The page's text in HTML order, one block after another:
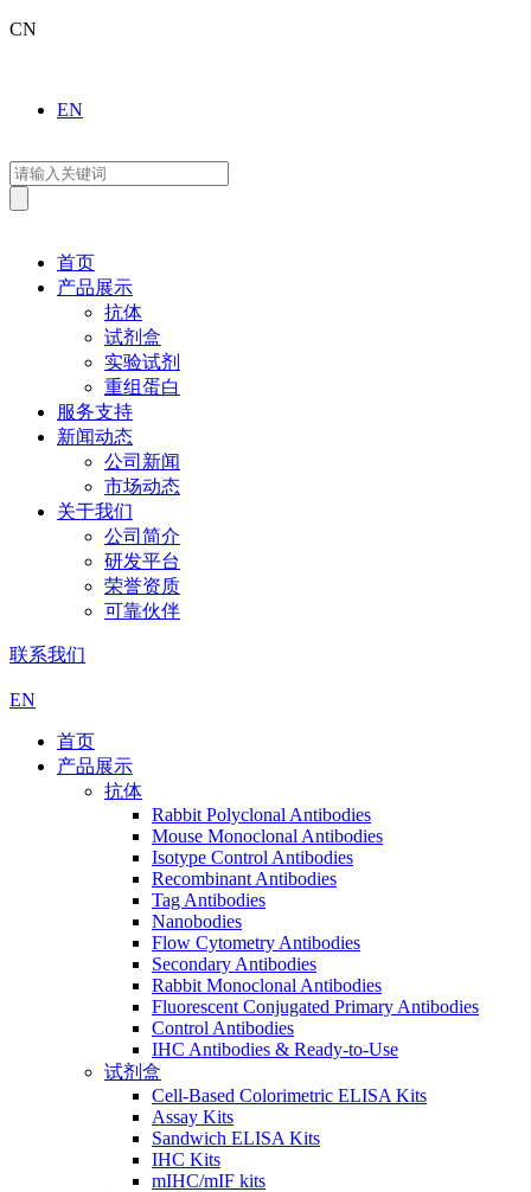
CN
EN
首页
产品展示
抗体
试剂盒
实验试剂
重组蛋白
服务支持
新闻动态
公司新闻
市场动态
关于我们
公司简介
研发平台
荣誉资质
可靠伙伴
联系我们
EN
首页
产品展示
抗体
Rabbit Polyclonal Antibodies
Mouse Monoclonal Antibodies
Isotype Control Antibodies
Recombinant Antibodies
Tag Antibodies
Nanobodies
Flow Cytometry Antibodies
Secondary Antibodies
Rabbit Monoclonal Antibodies
Fluorescent Conjugated Primary Antibodies
Control Antibodies
IHC Antibodies & Ready-to-Use
试剂盒
Cell-Based Colorimetric ELISA Kits
Assay Kits
Sandwich ELISA Kits
IHC Kits
mIHC/mIF kits